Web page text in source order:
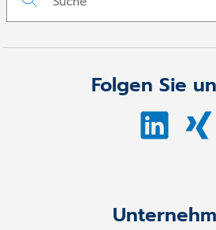
Folgen Sie